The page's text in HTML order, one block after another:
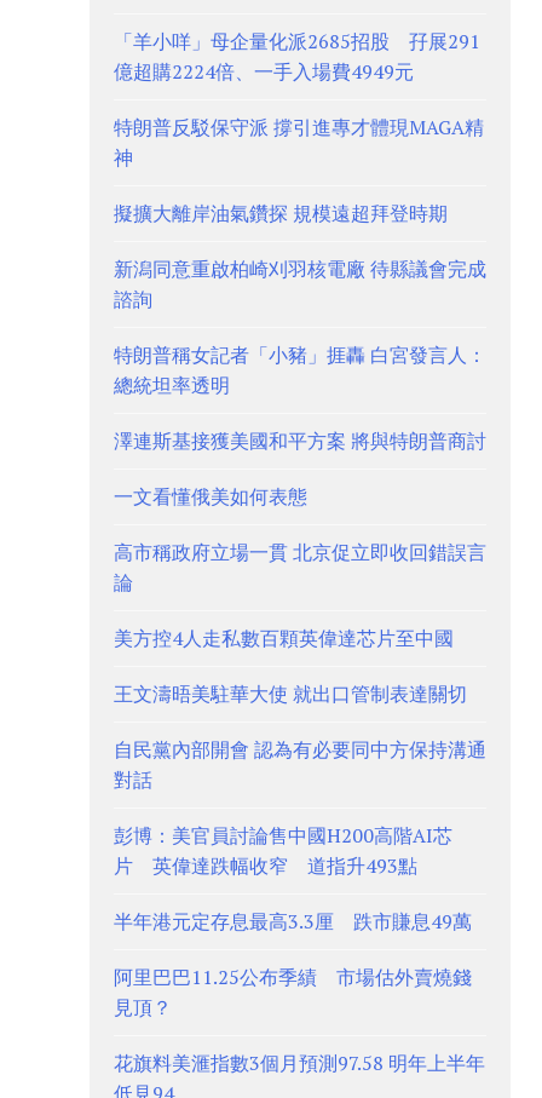
「羊小咩」母企量化派2685招股 孖展291
億超購2224倍、一手入場費4949元
特朗普反駁保守派 撐引進專才體現MAGA精
神
擬擴大離岸油氣鑽探 規模遠超拜登時期
新潟同意重啟柏崎刈羽核電廠 待縣議會完成
諮詢
特朗普稱女記者「小豬」捱轟 白宮發言人：
總統坦率透明
澤連斯基接獲美國和平方案 將與特朗普商討
一文看懂俄美如何表態
高市稱政府立場一貫 北京促立即收回錯誤言
論
美方控4人走私數百顆英偉達芯片至中國
王文濤晤美駐華大使 就出口管制表達關切
自民黨內部開會 認為有必要同中方保持溝通
對話
彭博：美官員討論售中國H200高階AI芯
片 英偉達跌幅收窄 道指升493點
半年港元定存息最高3.3厘 跌市賺息49萬
阿里巴巴11.25公布季績 市場估外賣燒錢
見頂？
花旗料美滙指數3個月預測97.58 明年上半年